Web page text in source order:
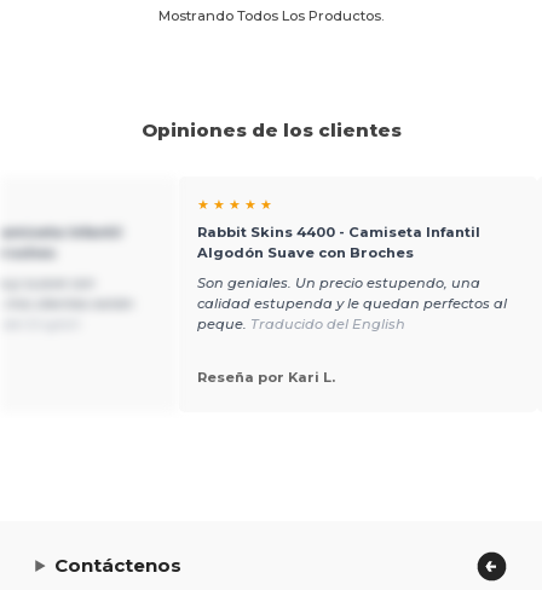
Mostrando Todos Los Productos.
Opiniones de los clientes
Infantil
★ ★ ★ ★ ★
Rabbit Skins 4400 - Camiseta Infantil
Algodón Suave con Broches
Son geniales. Un precio estupendo, una
calidad estupenda y le quedan perfectos al
peque. Traducido del English
Reseña por Kari L.
Contáctenos